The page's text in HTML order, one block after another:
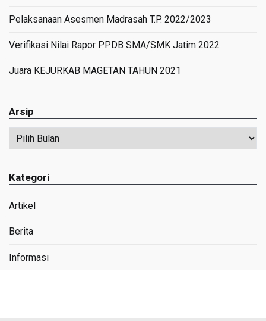
Pelaksanaan Asesmen Madrasah T.P. 2022/2023
Verifikasi Nilai Rapor PPDB SMA/SMK Jatim 2022
Juara KEJURKAB MAGETAN TAHUN 2021
Arsip
Arsip
Kategori
Artikel
Berita
Informasi